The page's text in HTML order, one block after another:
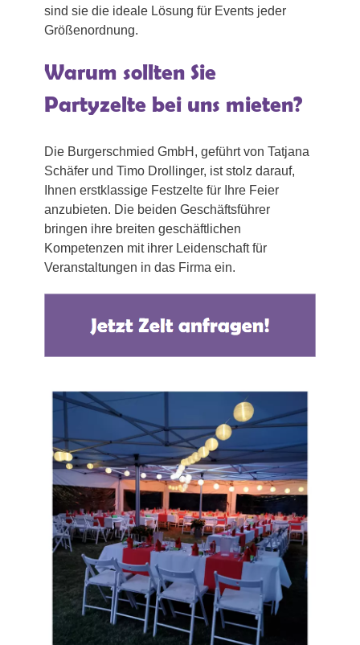
sind sie die ideale Lösung für Events jeder
Größenordnung.
Warum sollten Sie
Partyzelte bei uns mieten?
Die Burgerschmied GmbH, geführt von Tatjana
Schäfer und Timo Drollinger, ist stolz darauf,
Ihnen erstklassige Festzelte für Ihre Feier
anzubieten. Die beiden Geschäftsführer
bringen ihre breiten geschäftlichen
Kompetenzen mit ihrer Leidenschaft für
Veranstaltungen in das Firma ein.